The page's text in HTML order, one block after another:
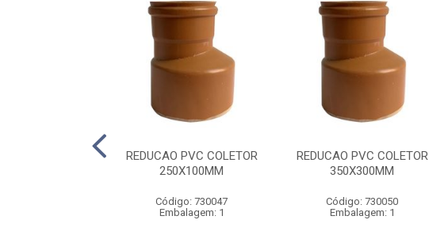
REDUCAO PVC COLETOR
250X100MM
Código: 730047
Embalagem: 1
REDUCAO PVC COLETOR
350X300MM
Código: 730050
Embalagem: 1